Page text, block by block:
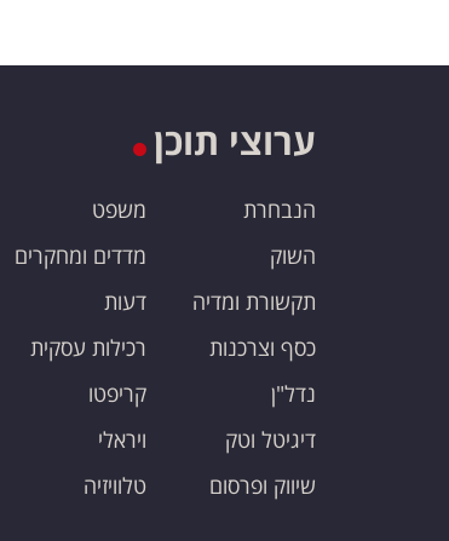
ערוצי תוכן
הנבחרת
השוק
תקשורת ומדיה
כסף וצרכנות
נדל"ן
דיגיטל וטק
שיווק ופרסום
משפט
מדדים ומחקרים
דעות
רכילות עסקית
קריפטו
ויראלי
טלוויזיה